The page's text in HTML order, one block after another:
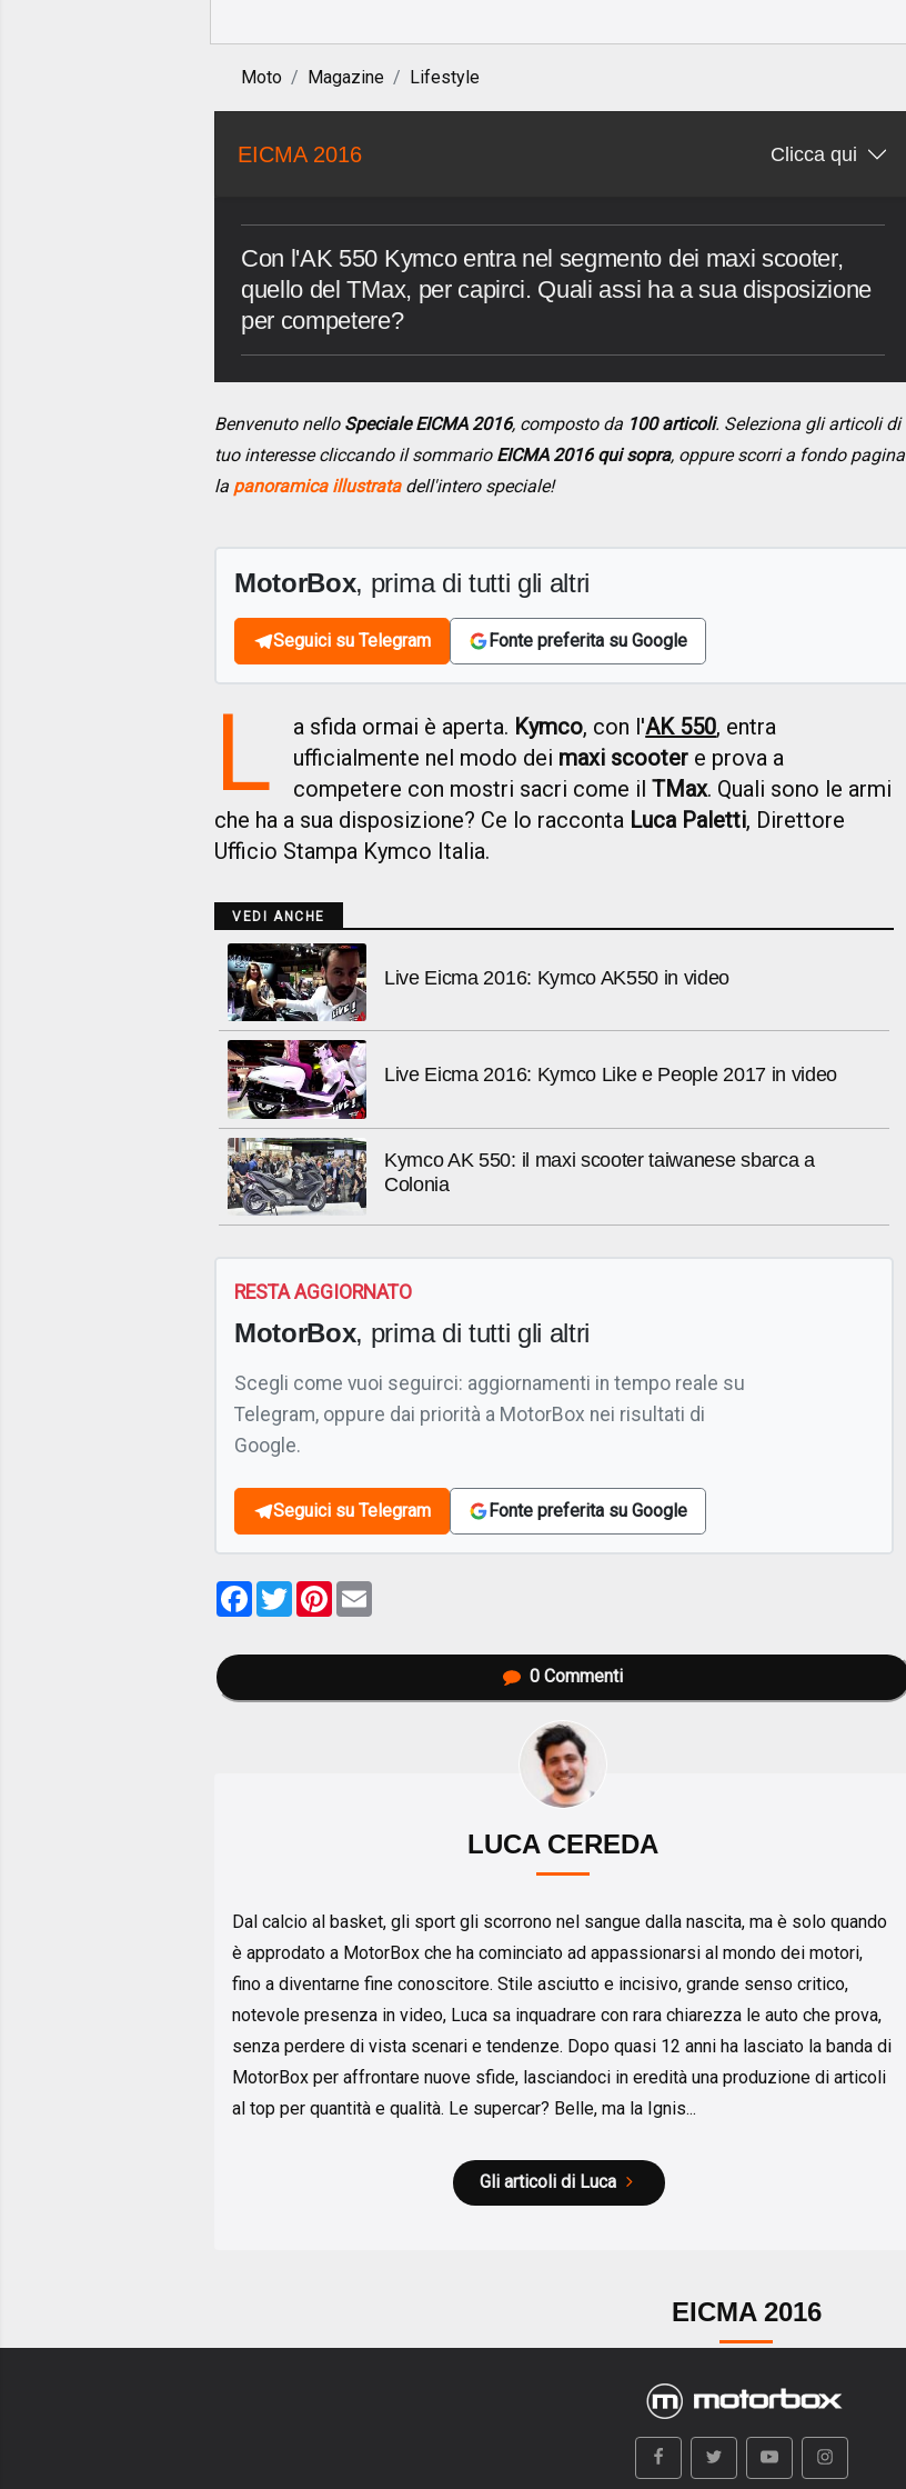
Moto Magazine Lifestyle
EICMA 2016 Clicca qui
Con l'AK 550 Kymco entra nel segmento dei maxi scooter,
quello del TMax, per capirci. Quali assi ha a sua disposizione
per competere?
Benvenuto nello Speciale EICMA 2016, composto da 100 articoli. Seleziona gli articoli di
tuo interesse cliccando il sommario EICMA 2016 qui sopra, oppure scorri a fondo pagina
la panoramica illustratadell'intero speciale!
MotorBox, prima di tutti gli altri
Seguici su Telegram Fonte preferita su Google
L a sfida ormai è aperta. Kymco, con l'AK 550, entra
ufficialmente nel modo dei maxi scooter e prova a
competere con mostri sacri come ilTMax. Quali sono le armi
che ha a sua disposizione? Ce lo racconta Luca Paletti, Direttore
Ufficio Stampa Kymco Italia.
VEDI ANCHE
Live Eicma 2016: Kymco AK550 in video
Live Eicma 2016: Kymco Like e People 2017 in video
Kymco AK 550: il maxi scooter taiwanese sbarca a
Colonia
RESTA AGGIORNATO
MotorBox, prima di tutti gli altri
Scegli come vuoi seguirci: aggiornamenti in tempo reale su
Telegram, oppure dai priorità a MotorBox nei risultati di
Google.
Seguici su Telegram Fonte preferita su Google
Facebook
TwitterPinterest
0 Commenti
LUCA CEREDA
Dal calcio al basket, gli sport gli scorrono nel sangue dalla nascita, ma è solo quando
è approdato a MotorBox che ha cominciato ad appassionarsi al mondo dei motori,
fino a diventarne fine conoscitore. Stile asciutto e incisivo, grande senso critico,
notevole presenza in video, Luca sa inquadrare con rara chiarezza le auto che prova,
senza perdere di vista scenari e tendenze. Dopo quasi 12 anni ha lasciato la banda di
MotorBox per affrontare nuove sfide, lasciandoci in eredità una produzione di articoli
al top per quantità e qualità. Le supercar? Belle, ma la Ignis...
Gli articoli di Luca
EICMA 2016